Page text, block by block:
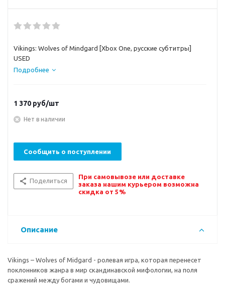
Vikings: Wolves of Mindgard [Xbox One, русские субтитры]
USED
Подробнее
1 370 руб/шт
Нет в наличии
Сообщить о поступлении
Поделиться
При самовывозе или доставке
заказа нашим курьером возможна
скидка от 5%
Описание
Vikings – Wolves of Midgard - ролевая игра, которая перенесет
поклонников жанра в мир скандинавской мифологии, на поля
сражений между богами и чудовищами.